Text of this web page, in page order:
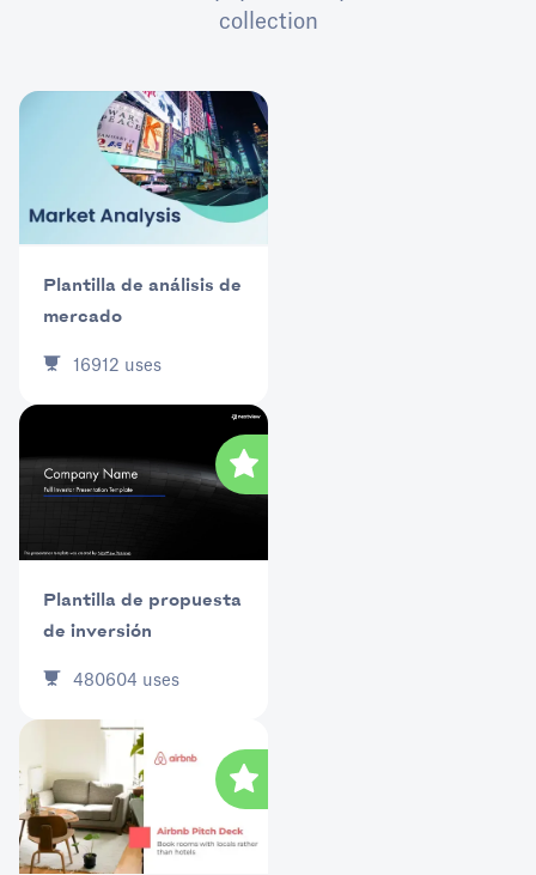
collection
Plantilla de análisis de
mercado
16912 uses
Plantilla de propuesta
de inversión
480604 uses